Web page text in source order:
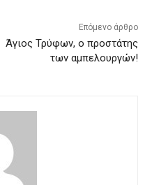
Επόμενο άρθρο
Άγιος Τρύφων, ο προστάτης
των αμπελουργών!